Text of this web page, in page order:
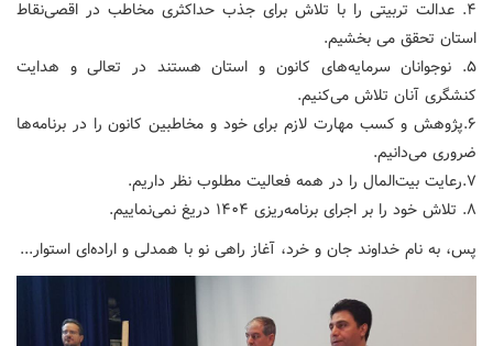
۴. عدالت تربیتی را با تلاش برای جذب حداکثری مخاطب در اقصی‌نقاط
استان تحقق می بخشیم‌.
۵. نوجوانان سرمایه‌های کانون و استان هستند در تعالی و هدایت
کنشگری آنان تلاش می‌کنیم.
۶.پژوهش و کسب مهارت لازم برای خود و مخاطبین کانون را در برنامه‌ها
ضروری می‌دانیم.
۷.رعایت بیت‌المال را در همه فعالیت مطلوب نظر داریم.
۸. تلاش خود را بر اجرای برنامه‌ریزی ۱۴۰۴ دریغ نمی‌نماییم.
پس، به نام خداوند جان و خرد، آغاز راهی نو با همدلی و اراده‌ای استوار...